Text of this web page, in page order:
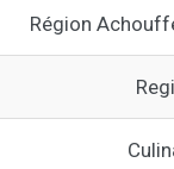
Région